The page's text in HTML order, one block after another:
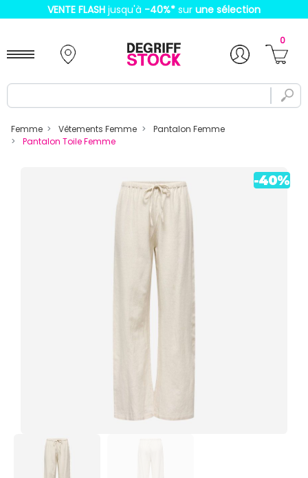
VENTE FLASH jusqu'à -40%* sur une sélection
0
Femme Vêtements Femme
Pantalon Femme
Pantalon Toile Femme